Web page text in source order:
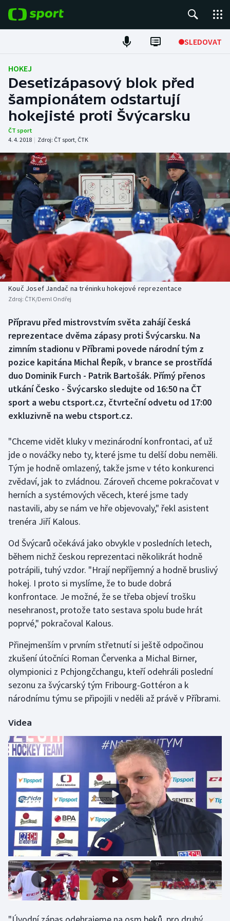
SLEDOVAT
Fotbal
Hokej
Tenis
Atletika
Cyklistika
DALŠÍ SPORTY
Americký fotbal
Baseball a softbal
Basketbal
Biatlon
Box
Curling
Dostihy
Florbal
Golf
Gymnastika
Házená
Judo
Krasobruslení
Lezení
Moderní pětiboj
Motorsport
Olympijské hry
Plavání
Plážový volejbal
Ragby
Rychlobruslení
Rychlostní kanoistika
Short track
Sportovní střelba
NEPŘEHLÉDNĚTE
Soutěže
Historické návraty
Aplikace ČT sport
HOKEJ
Desetizápasový blok před
šampionátem odstartují
hokejisté proti Švýcarsku
ČT sport
4. 4. 2018 | Zdroj: ČT sport, ČTK
Kouč Josef Jandač na tréninku hokejové reprezentace
Zdroj: ČTK/Deml Ondřej
Přípravu před mistrovstvím světa zahájí česká
reprezentace dvěma zápasy proti Švýcarsku. Na
zimním stadionu v Příbrami povede národní tým z
pozice kapitána Michal Řepík, v brance se prostřídá
duo Dominik Furch - Patrik Bartošák. Přímý přenos
utkání Česko - Švýcarsko sledujte od 16:50 na ČT
sport a webu ctsport.cz, čtvrteční odvetu od 17:00
exkluzivně na webu ctsport.cz.
"Chceme vidět kluky v mezinárodní konfrontaci, ať už
jde o nováčky nebo ty, které jsme tu delší dobu neměli.
Tým je hodně omlazený, takže jsme v této konkurenci
zvědaví, jak to zvládnou. Zároveň chceme pokračovat v
herních a systémových věcech, které jsme tady
nastavili, aby se nám ve hře objevovaly," řekl asistent
trenéra Jiří Kalous.
Od Švýcarů očekává jako obvykle v posledních letech,
během nichž českou reprezentaci několikrát hodně
potrápili, tuhý vzdor. "Hrají nepříjemný a hodně bruslivý
hokej. I proto si myslíme, že to bude dobrá
konfrontace. Je možné, že se třeba objeví trošku
nesehranost, protože tato sestava spolu bude hrát
poprvé," pokračoval Kalous.
Přinejmenším v prvním střetnutí si ještě odpočinou
zkušení útočníci Roman Červenka a Michal Birner,
olympionici z Pchjongčchangu, kteří odehráli poslední
sezonu za švýcarský tým Fribourg-Gottéron a k
národnímu týmu se připojili v neděli až právě v Příbrami.
Videa